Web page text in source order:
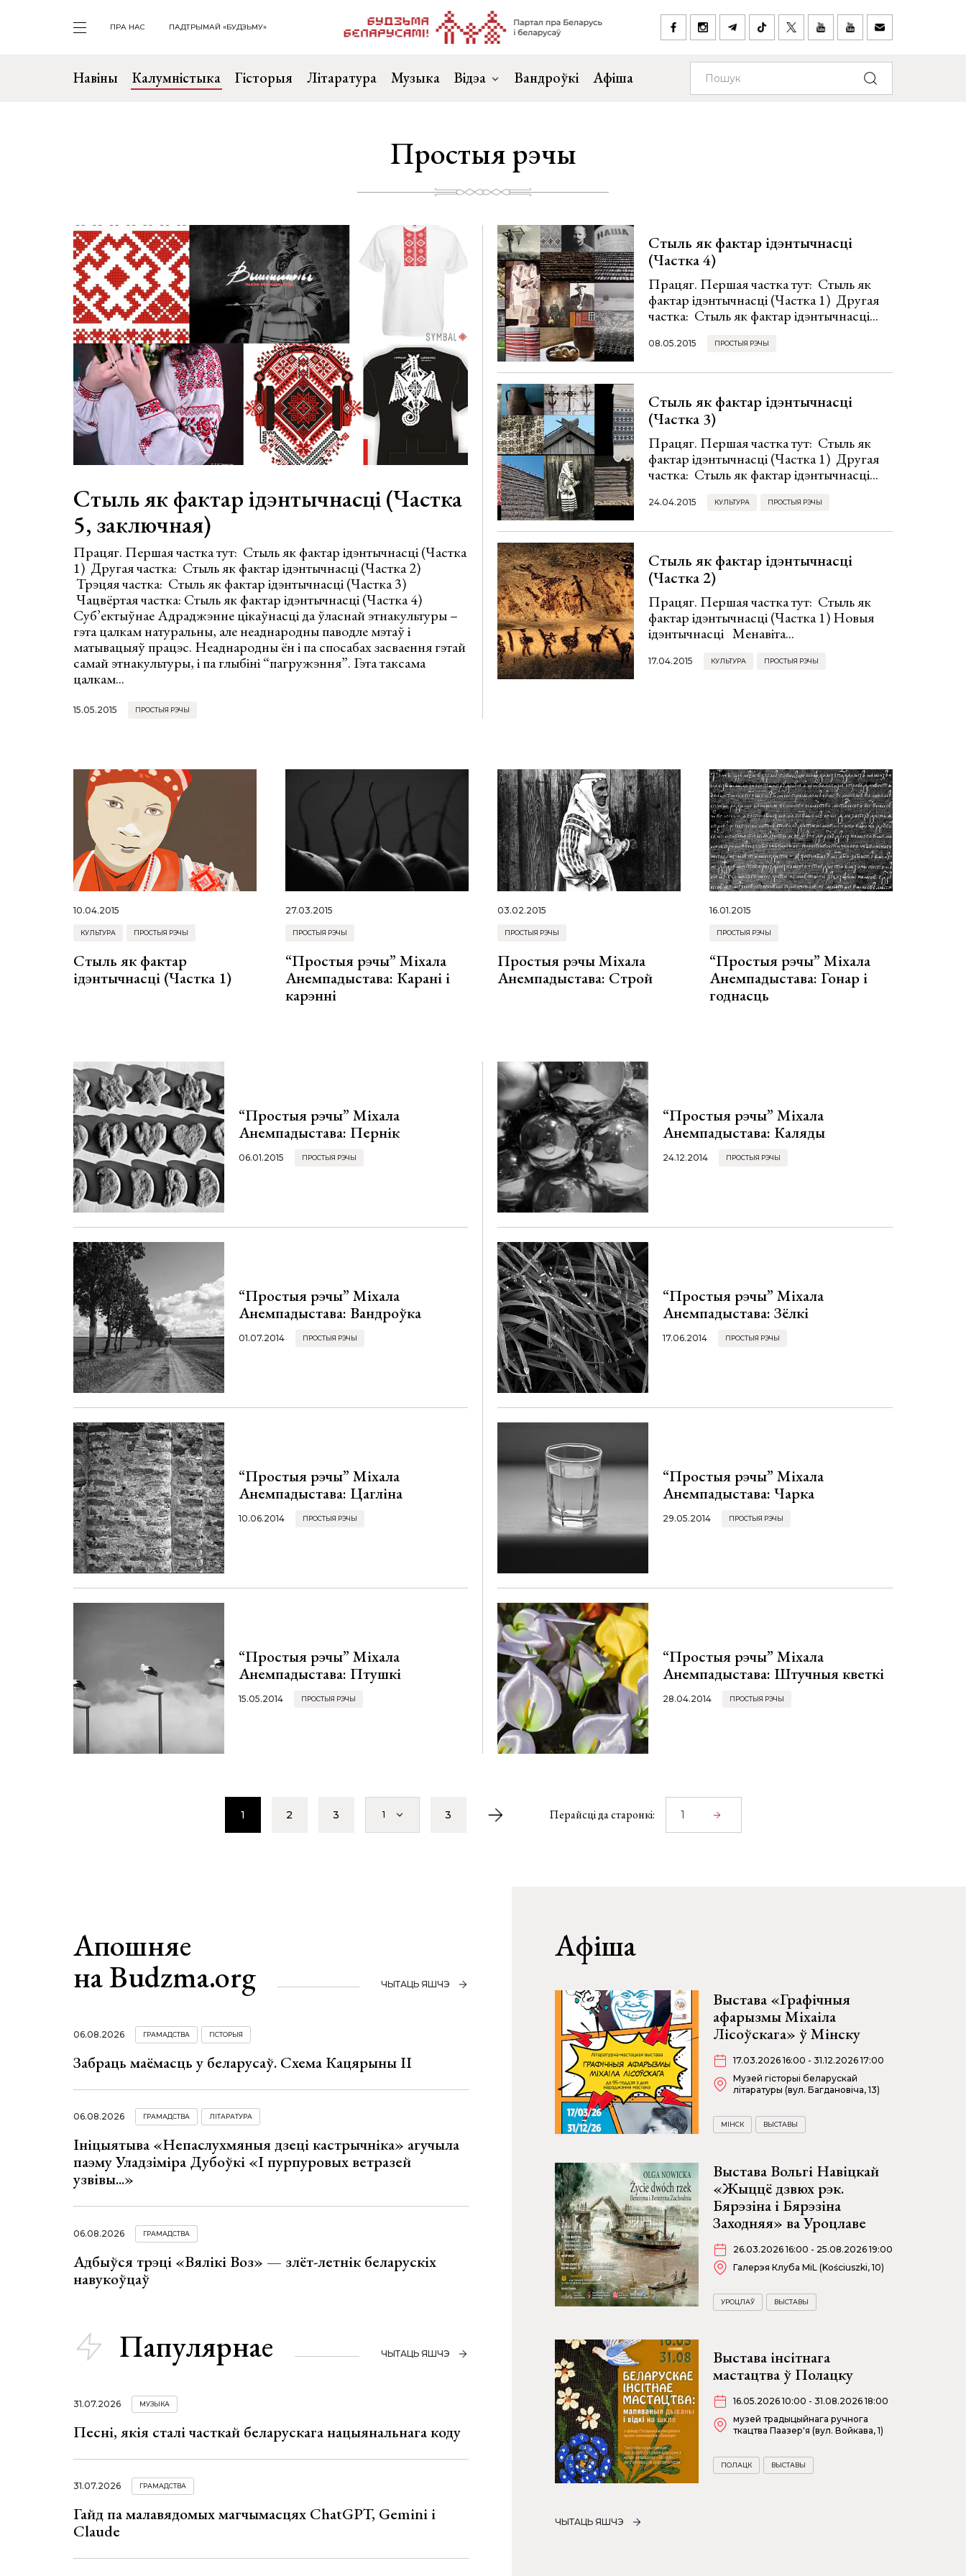
ПРА НАС ПАДТРЫМАЙ «БУДЗЬМУ»
Навіны Калумністыка Гісторыя Літаратура Музыка Відэа Вандроўкі Афіша
Простыя рэчы
Стыль як фактар ідэнтычнасці (Частка
5, заключная)
Працяг. Першая частка тут: Стыль як фактар ідэнтычнасці (Частка
1) Другая частка: Стыль як фактар ідэнтычнасці (Частка 2)
Трэцяя частка: Стыль як фактар ідэнтычнасці (Частка 3)
Чацвёртая частка: Стыль як фактар ідэнтычнасці (Частка 4)
Суб’ектыўнае Адраджэнне цікаўнасці да ўласнай этнакультуры –
гэта цалкам натуральны, але неаднародны паводле мэтаў і
матывацыяў працэс. Неаднародны ён і па спосабах засваення гэтай
самай этнакультуры, і па глыбіні “пагружэння”. Гэта таксама
цалкам...
15.05.2015 ПРОСТЫЯ РЭЧЫ
Стыль як фактар ідэнтычнасці
(Частка 4)
Працяг. Першая частка тут: Стыль як
фактар ідэнтычнасці (Частка 1) Другая
частка: Стыль як фактар ідэнтычнасці...
08.05.2015 ПРОСТЫЯ РЭЧЫ
Стыль як фактар ідэнтычнасці
(Частка 3)
Працяг. Першая частка тут: Стыль як
фактар ідэнтычнасці (Частка 1) Другая
частка: Стыль як фактар ідэнтычнасці...
24.04.2015 КУЛЬТУРА ПРОСТЫЯ РЭЧЫ
Стыль як фактар ідэнтычнасці
(Частка 2)
Працяг. Першая частка тут: Стыль як
фактар ідэнтычнасці (Частка 1) Новыя
ідэнтычнасці Менавіта...
17.04.2015 КУЛЬТУРА ПРОСТЫЯ РЭЧЫ
10.04.2015
КУЛЬТУРА ПРОСТЫЯ РЭЧЫ
Стыль як фактар
ідэнтычнасці (Частка 1)
27.03.2015
ПРОСТЫЯ РЭЧЫ
“Простыя рэчы” Міхала
Анемпадыстава: Карані і
карэнні
03.02.2015
ПРОСТЫЯ РЭЧЫ
Простыя рэчы Міхала
Анемпадыстава: Строй
16.01.2015
ПРОСТЫЯ РЭЧЫ
“Простыя рэчы” Міхала
Анемпадыстава: Гонар і
годнасць
“Простыя рэчы” Міхала
Анемпадыстава: Пернік
06.01.2015 ПРОСТЫЯ РЭЧЫ
“Простыя рэчы” Міхала
Анемпадыстава: Каляды
24.12.2014 ПРОСТЫЯ РЭЧЫ
“Простыя рэчы” Міхала
Анемпадыстава: Вандроўка
01.07.2014 ПРОСТЫЯ РЭЧЫ
“Простыя рэчы” Міхала
Анемпадыстава: Зёлкі
17.06.2014 ПРОСТЫЯ РЭЧЫ
“Простыя рэчы” Міхала
Анемпадыстава: Цагліна
10.06.2014 ПРОСТЫЯ РЭЧЫ
“Простыя рэчы” Міхала
Анемпадыстава: Чарка
29.05.2014 ПРОСТЫЯ РЭЧЫ
“Простыя рэчы” Міхала
Анемпадыстава: Птушкі
15.05.2014 ПРОСТЫЯ РЭЧЫ
“Простыя рэчы” Міхала
Анемпадыстава: Штучныя кветкі
28.04.2014 ПРОСТЫЯ РЭЧЫ
1 2 3 1 3 Перайсці да старонкі:
Апошняе
на Budzma.org
ЧЫТАЦЬ ЯШЧЭ
06.08.2026 ГРАМАДСТВА ГІСТОРЫЯ
Забраць маёмасць у беларусаў. Схема Кацярыны ІІ
06.08.2026 ГРАМАДСТВА ЛІТАРАТУРА
Ініцыятыва «Непаслухмяныя дзеці кастрычніка» агучыла
паэму Уладзіміра Дубоўкі «І пурпуровых ветразей
узвівы...»
06.08.2026 ГРАМАДСТВА
Адбыўся трэці «Вялікі Воз» — злёт-летнік беларускіх
навукоўцаў
Папулярнае ЧЫТАЦЬ ЯШЧЭ
31.07.2026 МУЗЫКА
Песні, якія сталі часткай беларускага нацыянальнага коду
31.07.2026 ГРАМАДСТВА
Гайд па малавядомых магчымасцях ChatGPT, Gemini і
Claude
Афіша
Выстава «Графічныя
афарызмы Міхаіла
Лісоўскага» ў Мінску
17.03.2026 16:00 - 31.12.2026 17:00
Музей гісторыі беларускай
літаратуры (вул. Багдановіча, 13)
МІНСК ВЫСТАВЫ
Выстава Вольгі Навіцкай
«Жыццё дзвюх рэк.
Бярэзіна і Бярэзіна
Заходняя» ва Уроцлаве
26.03.2026 16:00 - 25.08.2026 19:00
Галерэя Клуба MiL (Kościuszki, 10)
УРОЦЛАЎ ВЫСТАВЫ
Выстава інсітнага
мастацтва ў Полацку
16.05.2026 10:00 - 31.08.2026 18:00
музей традыцыйнага ручнога
ткацтва Паазер'я (вул. Войкава, 1)
ПОЛАЦК ВЫСТАВЫ
ЧЫТАЦЬ ЯШЧЭ